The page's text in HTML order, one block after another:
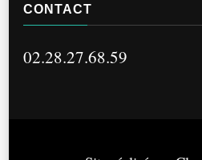
CONTACT
02.28.27.68.59